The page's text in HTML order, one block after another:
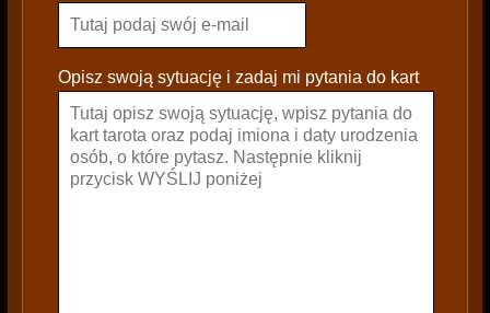
e
a
Opisz swoją sytuację i zadaj mi pytania do kart